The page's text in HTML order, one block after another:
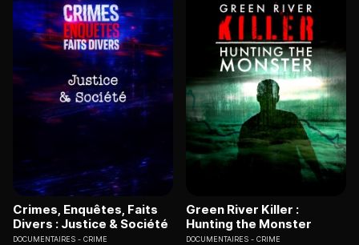
Crimes, Enquêtes, Faits
Divers : Justice & Société
DOCUMENTAIRES CRIME
Green River Killer :
Hunting the Monster
DOCUMENTAIRES CRIME